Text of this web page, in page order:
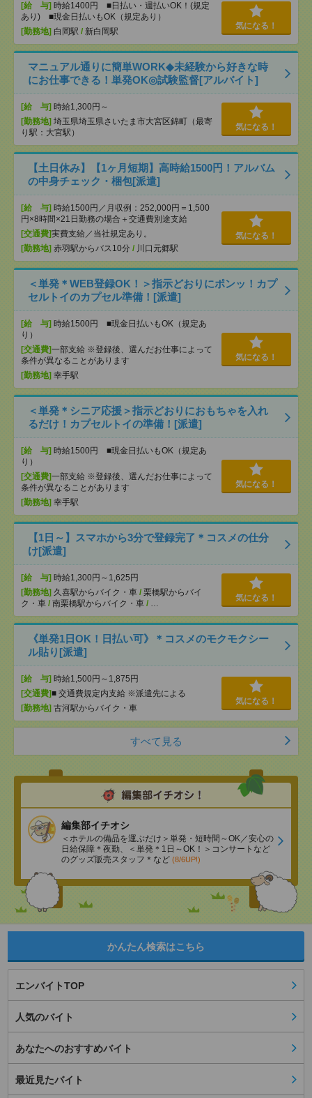
[給 与] 時給1400円 ■日払い・週払いOK！(規定
あり) ■現金日払いもOK（規定あり）
[勤務地] 白岡駅 / 新白岡駅
気になる！
マニュアル通りに簡単WORK◆未経験から好きな時
にお仕事できる！単発OK◎試験監督[アルバイト]
[給 与] 時給1,300円～
[勤務地] 埼玉県埼玉県さいたま市大宮区錦町（最寄
り駅：大宮駅）
気になる！
【土日休み】【1ヶ月短期】高時給1500円！アルバム
の中身チェック・梱包[派遣]
[給 与] 時給1500円／月収例：252,000円＝1,500
円×8時間×21日勤務の場合＋交通費別途支給
[交通費]実費支給／当社規定あり。
[勤務地] 赤羽駅からバス10分 / 川口元郷駅
気になる！
＜単発＊WEB登録OK！＞指示どおりにポンッ！カプ
セルトイのカプセル準備！[派遣]
[給 与] 時給1500円 ■現金日払いもOK（規定あ
り）
[交通費]一部支給 ※登録後、選んだお仕事によって
条件が異なることがあります
[勤務地] 幸手駅
気になる！
＜単発＊シニア応援＞指示どおりにおもちゃを入れ
るだけ！カプセルトイの準備！[派遣]
[給 与] 時給1500円 ■現金日払いもOK（規定あ
り）
[交通費]一部支給 ※登録後、選んだお仕事によって
条件が異なることがあります
[勤務地] 幸手駅
気になる！
【1日～】スマホから3分で登録完了＊コスメの仕分
け[派遣]
[給 与] 時給1,300円～1,625円
[勤務地] 久喜駅からバイク・車 / 栗橋駅からバイ
ク・車 / 南栗橋駅からバイク・車 / …
気になる！
《単発1日OK！日払い可》＊コスメのモクモクシー
ル貼り[派遣]
[給 与] 時給1,500円～1,875円
[交通費]■ 交通費規定内支給 ※派遣先による
[勤務地] 古河駅からバイク・車
気になる！
すべて見る
編集部イチオシ
＜ホテルの備品を運ぶだけ＞単発・短時間～OK／安心の
日給保障＊夜勤、＜単発＊1日～OK！＞コンサートなど
のグッズ販売スタッフ＊など (8/6UP!)
かんたん検索はこちら
エンバイトTOP
人気のバイト
あなたへのおすすめバイト
最近見たバイト